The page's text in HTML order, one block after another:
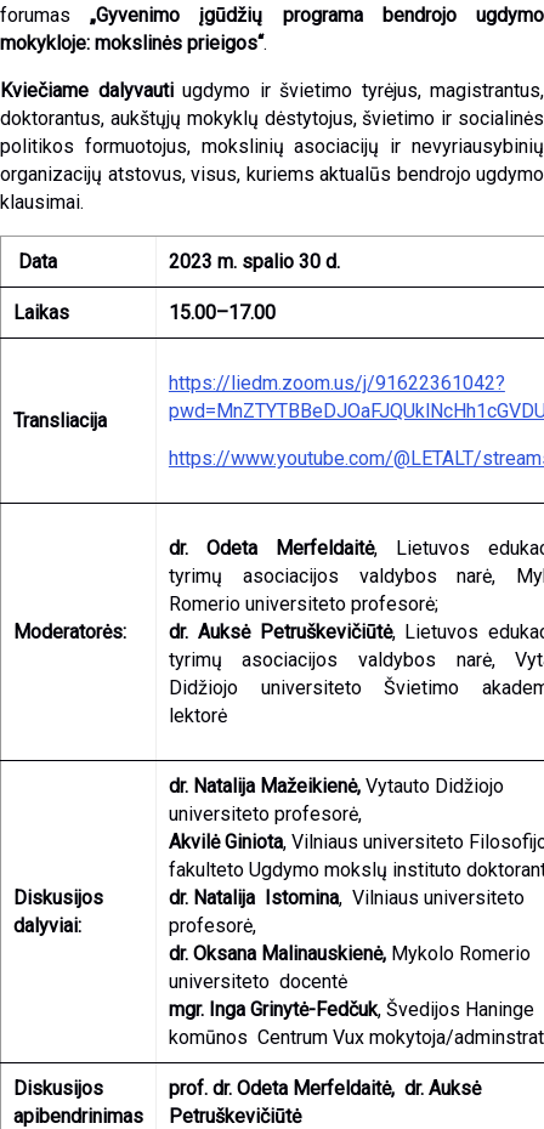
forumas„Gyvenimo įgūdžių programa bendrojo ugdymo
mokykloje: mokslinės prieigos“.
Kviečiame dalyvautiugdymo ir švietimo tyrėjus, magistrantus,
doktorantus, aukštųjų mokyklų dėstytojus, švietimo ir socialinės
politikos formuotojus, mokslinių asociacijų ir nevyriausybinių
organizacijų atstovus, visus, kuriems aktualūs bendrojo ugdymo
klausimai.
Data 2023 m. spalio 30 d.
Laikas 15.00–17.00
Transliacija
https://liedm.zoom.us/j/91622361042?
https://www.youtube.com/@LETALT/
Moderatorės:
dr. Odeta Merfeldaitė, Lietuvos
tyrimų asociacijos valdybos narė,
Romerio universiteto profesorė;
dr. Auksė Petruškevičiūtė, Lietuvos
tyrimų asociacijos valdybos narė,
Didžiojo universiteto Švietimo
lektorė
Diskusijos
dalyviai:
dr. Natalija Mažeikienė, Vytauto Didžiojo
universiteto profesorė,
Akvilė Giniota, Vilniaus universiteto
fakulteto Ugdymo mokslų instituto
dr. Natalija Istomina, Vilniaus universiteto
profesorė,
dr. Oksana Malinauskienė,Mykolo Romerio
universiteto docentė
mgr. Inga Grinytė-Fedčuk, Švedijos Haninge
komūnos Centrum Vux mokytoja/
Diskusijos
apibendrinimas
prof. dr. Odeta Merfeldaitė, dr. Auksė
Petruškevičiūtė